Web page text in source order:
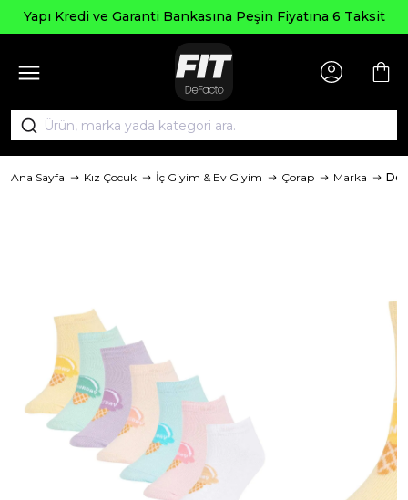
Yapı Kredi ve Garanti Bankasına Peşin Fiyatına 6 Taksit
Ana Sayfa Kız Çocuk İç Giyim & Ev Giyim Çorap Marka